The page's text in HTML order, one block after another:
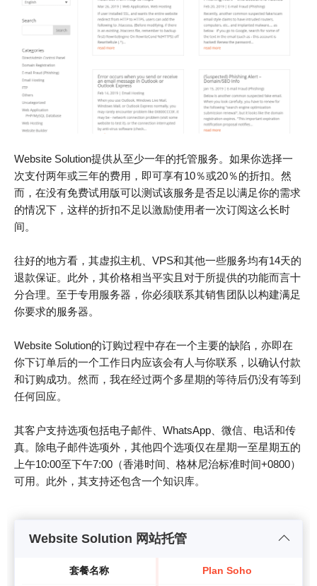
Website Solution提供从至少一年的托管服务。如果你选择一
次支付两年或三年的费用，即可享有10％或20％的折扣。然
而，在没有免费试用版可以测试该服务是否足以满足你的需求
的情况下，这样的折扣不足以激励使用者一次订阅这么长时
间。
往好的地方看，其虚拟主机、VPS和其他一些服务均有14天的
退款保证。此外，其价格相当平实且对于所提供的功能而言十
分合理。至于专用服务器，你必须联系其销售团队以构建满足
你要求的服务器。
Website Solution的订购过程中存在一个主要的缺陷，亦即在
你下订单后的一个工作日内应该会有人与你联系，以确认付款
和订购成功。然而，我在经过两个多星期的等待后仍没有等到
任何回应。
其客户支持选项包括电子邮件、WhatsApp、微信、电话和传
真。除电子邮件选项外，其他四个选项仅在星期一至星期五的
上午10:00至下午7:00（香港时间、格林尼治标准时间+0800）
可用。此外，其支持还包含一个知识库。
Website Solution 网站托管
套餐名称 Plan Soho